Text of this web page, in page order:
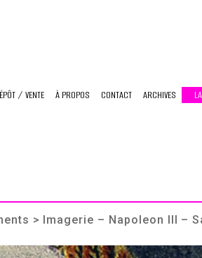
/ VENTE À PROPOS CONTACT ARCHIVES
> Imagerie – Napoleon III –